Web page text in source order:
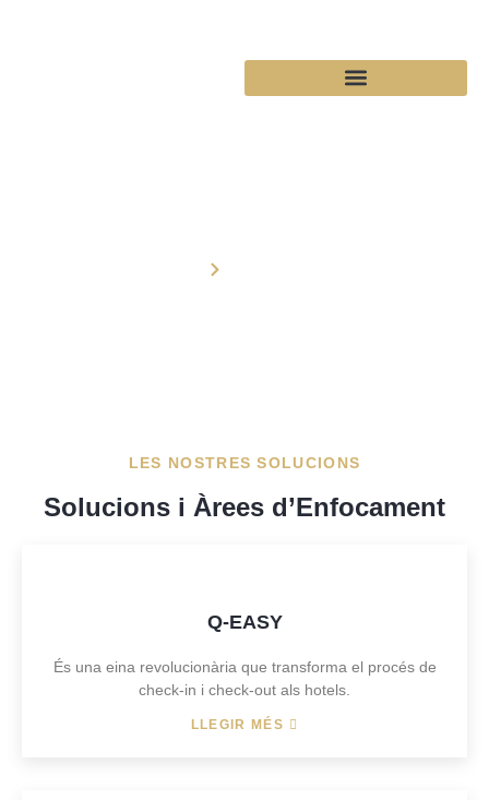
LES NOSTRES SOLUCIONS
Solucions i Àrees d’Enfocament
Q-EASY
És una eina revolucionària que transforma el procés de
check-in i check-out als hotels.
LLEGIR MÉS